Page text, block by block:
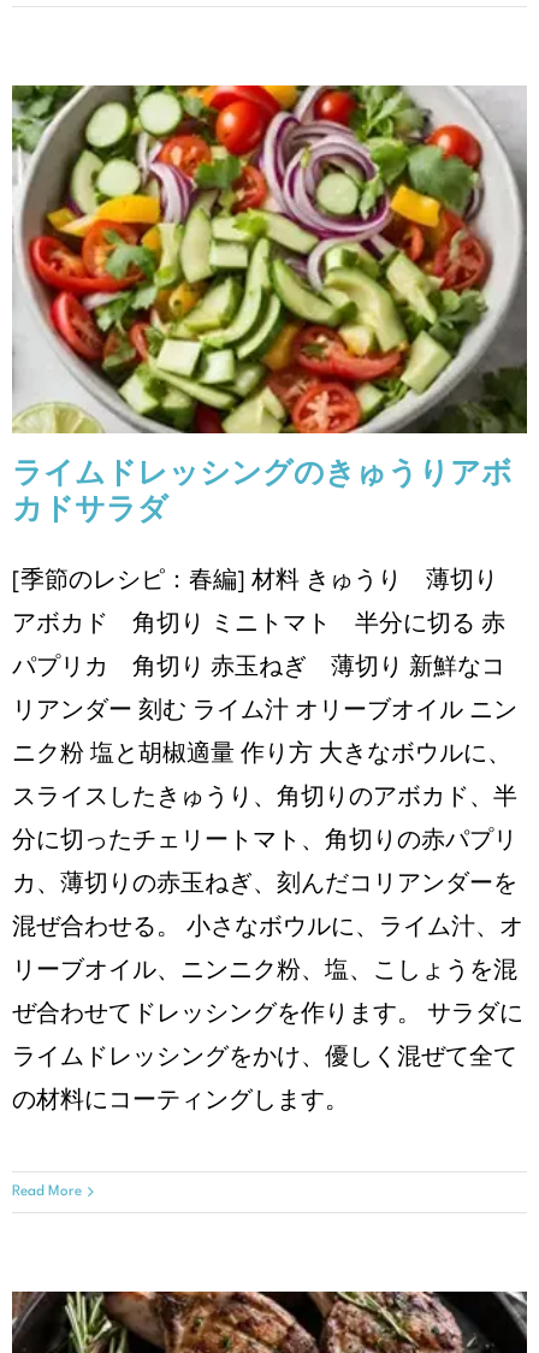
ライムドレッシングのきゅうり
アボカドサラダ
レシピ 季節のレシピ 春編
ライムドレッシングのきゅうりアボ
カドサラダ
[季節のレシピ：春編] 材料 きゅうり 薄切り
アボカド ⾓切り ミニトマト 半分に切る ⾚
パプリカ ⾓切り ⾚⽟ねぎ 薄切り 新鮮なコ
リアンダー 刻む ライム汁 オリーブオイル ニン
ニク粉 塩と胡椒適量 作り方 ⼤きなボウルに、
スライスしたきゅうり、⾓切りのアボカド、半
分に切ったチェリートマト、⾓切りの⾚パプリ
カ、薄切りの⾚⽟ねぎ、刻んだコリアンダーを
混ぜ合わせる。 ⼩さなボウルに、ライム汁、オ
リーブオイル、ニンニク粉、塩、こしょうを混
ぜ合わせてドレッシングを作ります。 サラダに
ライムドレッシングをかけ、優しく混ぜて全て
の材料にコーティングします。
Read More